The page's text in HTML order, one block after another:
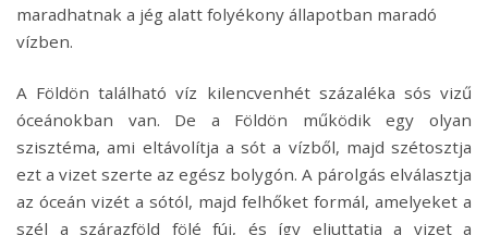
maradhatnak a jég alatt folyékony állapotban maradó
vízben.
A Földön található víz kilencvenhét százaléka sós vizű
óceánokban van. De a Földön működik egy olyan
szisztéma, ami eltávolítja a sót a vízből, majd szétosztja
ezt a vizet szerte az egész bolygón. A párolgás elválasztja
az óceán vizét a sótól, majd felhőket formál, amelyeket a
szél a szárazföld fölé fúj, és így eljuttatja a vizet a